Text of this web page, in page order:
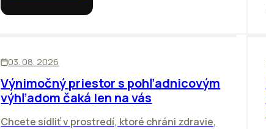
03. 08. 2026
Výnimočný priestor s pohľadnicovým
výhľadom čaká len na vás
Chcete sídliť v prostredí, ktoré chráni zdravie,